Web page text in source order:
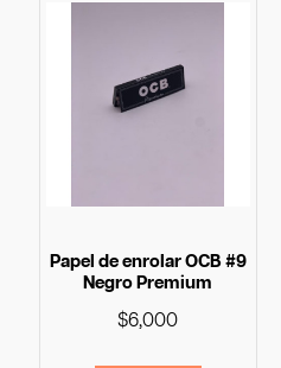
Papel de enrolar OCB #9
Negro Premium
$6,000